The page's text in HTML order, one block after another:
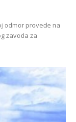
odmor provede na
zavoda za